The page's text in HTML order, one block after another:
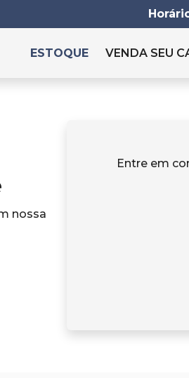
ESTOQUE VENDA SEU
nossa
Entre em